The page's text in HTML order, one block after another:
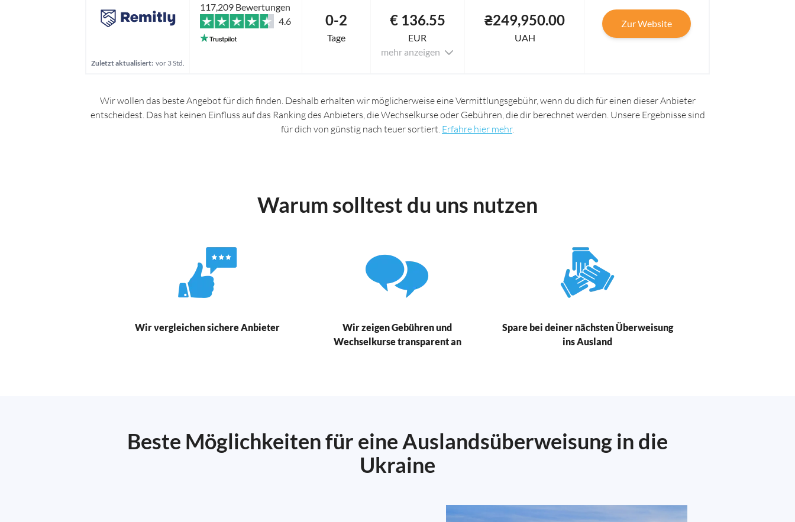
Zuletzt aktualisiert: vor 3 Std.
117,209 Bewertungen
4.6
0-2
Tage
€ 136.55
EUR
mehr anzeigen
₴249,950.00
UAH
Zur Website
Wir wollen das beste Angebot für dich finden. Deshalb erhalten wir möglicherweise eine Vermittlungsgebühr, wenn du dich für einen dieser Anbieter
entscheidest. Das hat keinen Einfluss auf das Ranking des Anbieters, die Wechselkurse oder Gebühren, die dir berechnet werden. Unsere Ergebnisse sind
für dich von günstig nach teuer sortiert. Erfahre hier mehr.
Warum solltest du uns nutzen
Wir vergleichen sichere Anbieter
Wir zeigen Gebühren und
Wechselkurse transparent an
Spare bei deiner nächsten Überweisung
ins Ausland
Beste Möglichkeiten für eine Auslandsüberweisung in die
Ukraine